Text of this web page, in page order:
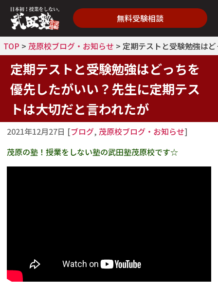
無料受験相談
TOP > 茂原校ブログ・お知らせ > 定期テストと受験勉強は
定期テストと受験勉強はどっちを
優先したがいい？先生に定期テス
トは大切だと言われたが
2021年12月27日 [ブログ, 茂原校ブログ・お知らせ]
茂原の塾！授業をしない塾の武田塾茂原校です☆